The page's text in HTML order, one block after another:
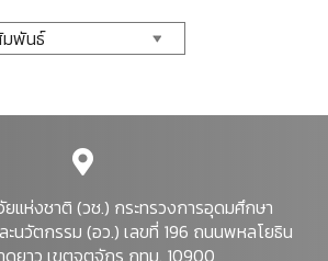
แห่งชาติ (วช.) กระทรวงการอุดมศึกษา
นวัตกรรม (อว.) เลขที่ 196 ถนนพหลโยธิน
ดยาว เขตจตุจักร กทม. 10900